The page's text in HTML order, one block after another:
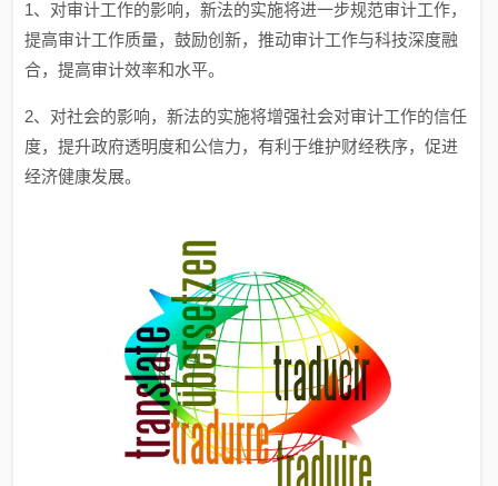
1、对审计工作的影响，新法的实施将进一步规范审计工作，
提高审计工作质量，鼓励创新，推动审计工作与科技深度融
合，提高审计效率和水平。
2、对社会的影响，新法的实施将增强社会对审计工作的信任
度，提升政府透明度和公信力，有利于维护财经秩序，促进
经济健康发展。